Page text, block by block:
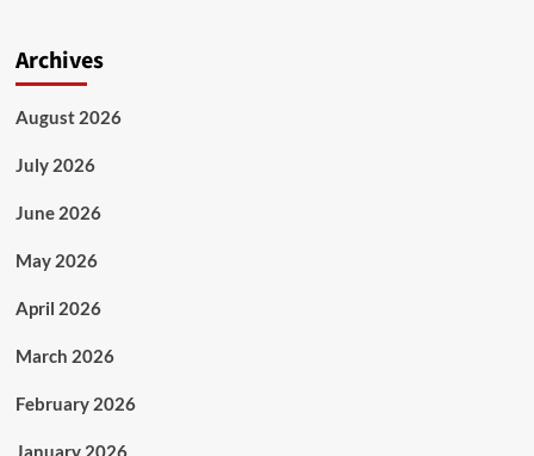
Archives
August 2026
July 2026
June 2026
May 2026
April 2026
March 2026
February 2026
January 2026